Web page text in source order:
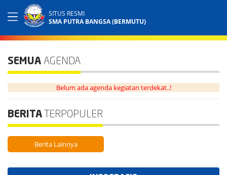
SITUS RESMI
SMA PUTRA BANGSA (BERMUTU)
SEMUA AGENDA
Belum ada agenda kegiatan terdekat..!
BERITA TERPOPULER
Berita Lainnya